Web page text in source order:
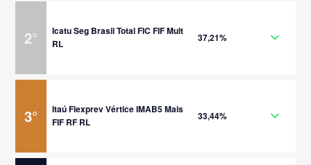
2°
Icatu Seg Brasil Total FIC FIF Mult
RL
37,21%
3°
Itaú Flexprev Vértice IMAB5 Mais
FIF RF RL
33,44%